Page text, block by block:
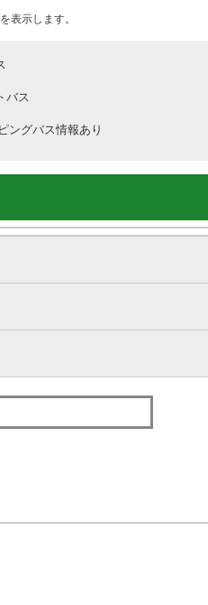
表示します。
バス
ングバス情報あり